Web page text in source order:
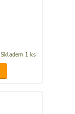
Skladem 1 ks